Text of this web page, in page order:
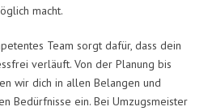
macht.
Team sorgt dafür, dass dein
verläuft. Von der Planung bis
wir dich in allen Belangen und
Bedürfnisse ein. Bei Umzugsmeister